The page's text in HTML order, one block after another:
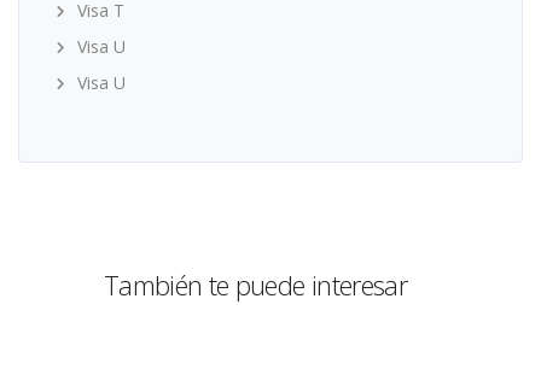
Visa T
Visa U
Visa U
También te puede interesar